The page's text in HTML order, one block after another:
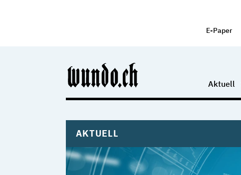
E-Paper
Aktuell
AKTUELL